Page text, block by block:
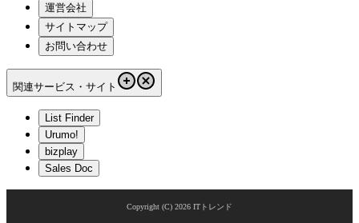
運営会社
サイトマップ
お問い合わせ
関連サービス・サイト
List Finder
Urumo!
bizplay
Sales Doc
Copyright (C) 2026 ITトレンド